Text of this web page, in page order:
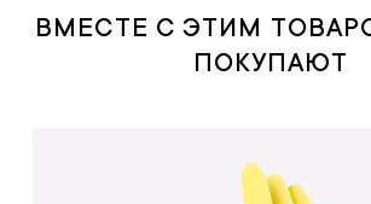
ВМЕСТЕ С ЭТИМ
ПОКУПАЮТ